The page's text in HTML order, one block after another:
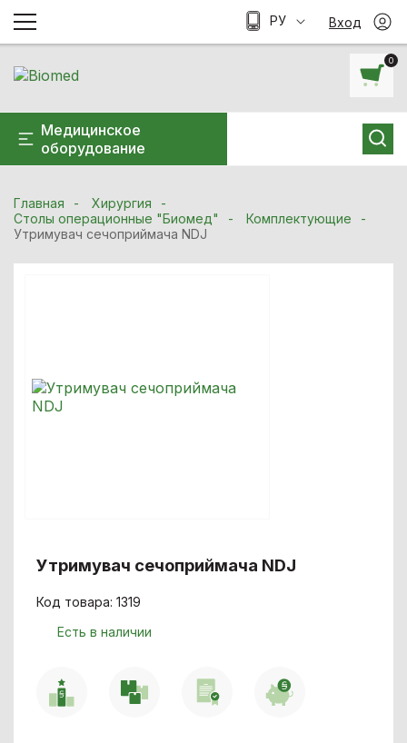
0
Медицинское
оборудование
РУ Вход
Главная
Хирургия
Столы операционные "Биомед"
Комплектующие
Утримувач сечоприймача NDJ
Утримувач сечоприймача NDJ
Код товара: 1319
Есть в наличии